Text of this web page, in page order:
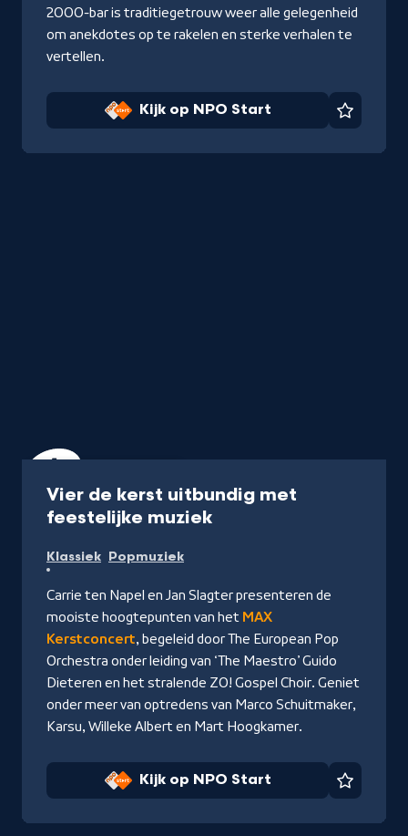
2000-bar is traditiegetrouw weer alle gelegenheid
om anekdotes op te rakelen en sterke verhalen te
vertellen.
Kijk op NPO Start
Vier de kerst uitbundig met
feestelijke muziek
NPO
Start
Klassiek Popmuziek
Carrie ten Napel en Jan Slagter presenteren de
mooiste hoogtepunten van het MAX
Kerstconcert, begeleid door The European Pop
Orchestra onder leiding van ‘The Maestro’ Guido
Dieteren en het stralende ZO! Gospel Choir. Geniet
onder meer van optredens van Marco Schuitmaker,
Karsu, Willeke Albert en Mart Hoogkamer.
Kijk op NPO Start